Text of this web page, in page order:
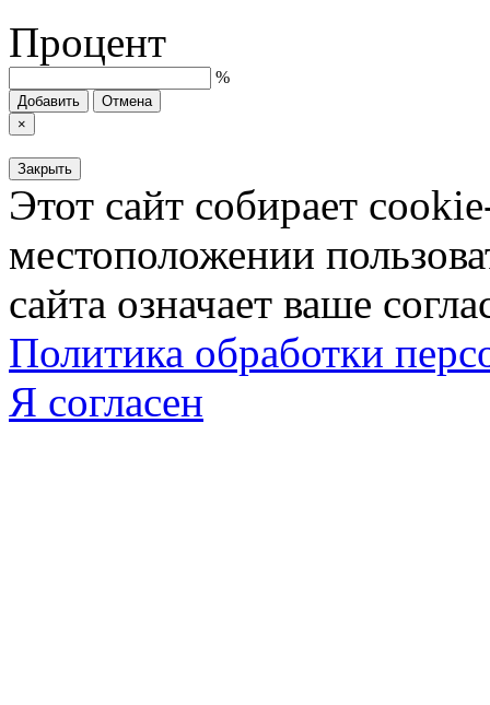
Процент
%
Добавить
Отмена
×
Закрыть
Этот сайт собирает
местоположении
сайта означает ваше
Политика обработки
Я согласен